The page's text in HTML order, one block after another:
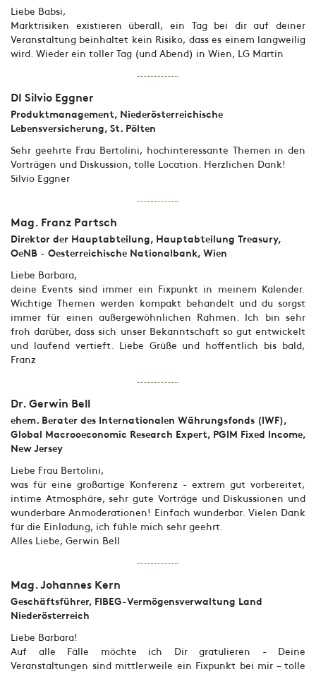
Liebe Babsi,
Marktrisiken existieren überall, ein Tag bei dir auf deiner
Veranstaltung beinhaltet kein Risiko, dass es einem langweilig
wird. Wieder ein toller Tag (und Abend) in Wien, LG Martin
DI Silvio Eggner
Produktmanagement, Niederösterreichische
Lebensversicherung, St. Pölten
Sehr geehrte Frau Bertolini, hochinteressante Themen in den
Vorträgen und Diskussion, tolle Location. Herzlichen Dank!
Silvio Eggner
Mag. Franz Partsch
Direktor der Hauptabteilung, Hauptabteilung Treasury,
OeNB - Oesterreichische Nationalbank, Wien
Liebe Barbara,
deine Events sind immer ein Fixpunkt in meinem Kalender.
Wichtige Themen werden kompakt behandelt und du sorgst
immer für einen außergewöhnlichen Rahmen. Ich bin sehr
froh darüber, dass sich unser Bekanntschaft so gut entwickelt
und laufend vertieft. Liebe Grüße und hoffentlich bis bald,
Franz
Dr. Gerwin Bell
ehem. Berater des Internationalen Währungsfonds (IWF),
Global Macrooeconomic Research Expert, PGIM Fixed Income,
New Jersey
Liebe Frau Bertolini,
was für eine großartige Konferenz - extrem gut vorbereitet,
intime Atmosphäre, sehr gute Vorträge und Diskussionen und
wunderbare Anmoderationen! Einfach wunderbar. Vielen Dank
für die Einladung, ich fühle mich sehr geehrt.
Alles Liebe, Gerwin Bell
Mag. Johannes Kern
Geschäftsführer, FIBEG-Vermögensverwaltung Land
Niederösterreich
Liebe Barbara!
Auf alle Fälle möchte ich Dir gratulieren - Deine
Veranstaltungen sind mittlerweile ein Fixpunkt bei mir – tolle